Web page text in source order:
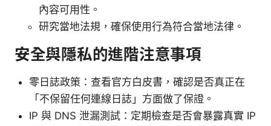
內容可用性。
研究當地法規，確保使用行為符合當地法律。
安全與隱私的進階注意事項
零日誌政策：查看官方白皮書，確認是否真正在
「不保留任何連線日誌」方面做了保證。
IP 與 DNS 泄漏測試：定期檢查是否會暴露真實 IP